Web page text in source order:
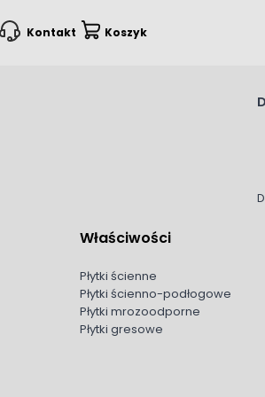
Kontakt Koszyk
Właściwości
Płytki ścienne
Płytki ścienno-podłogowe
Płytki mrozoodporne
Płytki gresowe